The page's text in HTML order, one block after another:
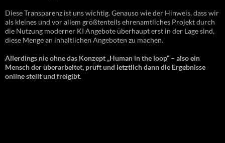
Diese Transparenz ist uns wichtig. Genauso wie der Hinweis, dass wir
als kleines und vor allem größtenteils ehrenamtliches Projekt durch
die Nutzung moderner KI Angebote überhaupt erst in der Lage sind,
diese Menge an inhaltlichen Angeboten zu machen.
Allerdings nie ohne das Konzept „Human in the loop“ – also ein
Mensch der überarbeitet, prüft und letztlich dann die Ergebnisse
online stellt und freigibt.